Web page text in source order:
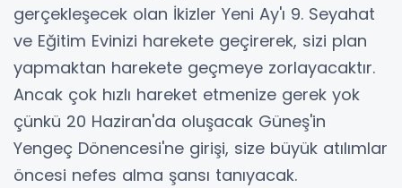
gerçekleşecek olan İkizler Yeni Ay'ı 9. Seyahat
ve Eğitim Evinizi harekete geçirerek, sizi plan
yapmaktan harekete geçmeye zorlayacaktır.
Ancak çok hızlı hareket etmenize gerek yok
çünkü 20 Haziran'da oluşacak Güneş'in
Yengeç Dönencesi'ne girişi, size büyük atılımlar
öncesi nefes alma şansı tanıyacak.